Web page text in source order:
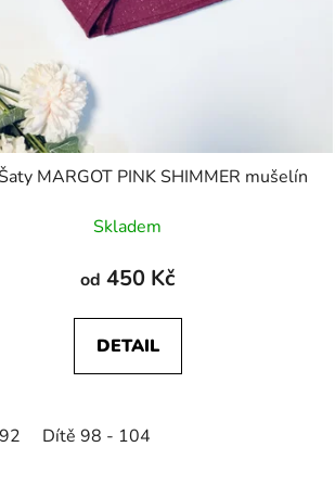
MARGOT PINK SHIMMER mušelín
Skladem
od 450 Kč
DETAIL
Dítě 98 - 104